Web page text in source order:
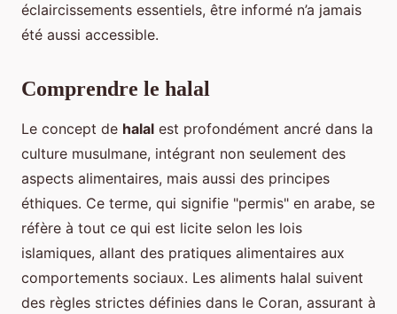
éclaircissements essentiels, être informé n’a jamais
été aussi accessible.
Comprendre le halal
Le concept de halal est profondément ancré dans la
culture musulmane, intégrant non seulement des
aspects alimentaires, mais aussi des principes
éthiques. Ce terme, qui signifie "permis" en arabe, se
réfère à tout ce qui est licite selon les lois
islamiques, allant des pratiques alimentaires aux
comportements sociaux. Les aliments halal suivent
des règles strictes définies dans le Coran, assurant à